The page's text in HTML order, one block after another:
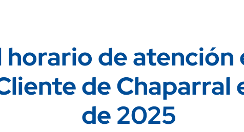
horario de atención
de Chaparral
de 2025